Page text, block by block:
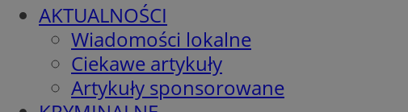
AKTUALNOŚCI
Wiadomości lokalne
Ciekawe artykuły
Artykuły sponsorowane